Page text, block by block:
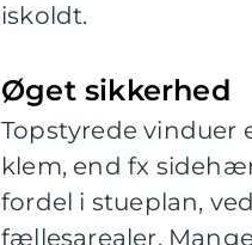
iskoldt.
Øget sikkerhed
Topstyrede vinduer
klem, end fx
fordel i stueplan,
fællesarealer.